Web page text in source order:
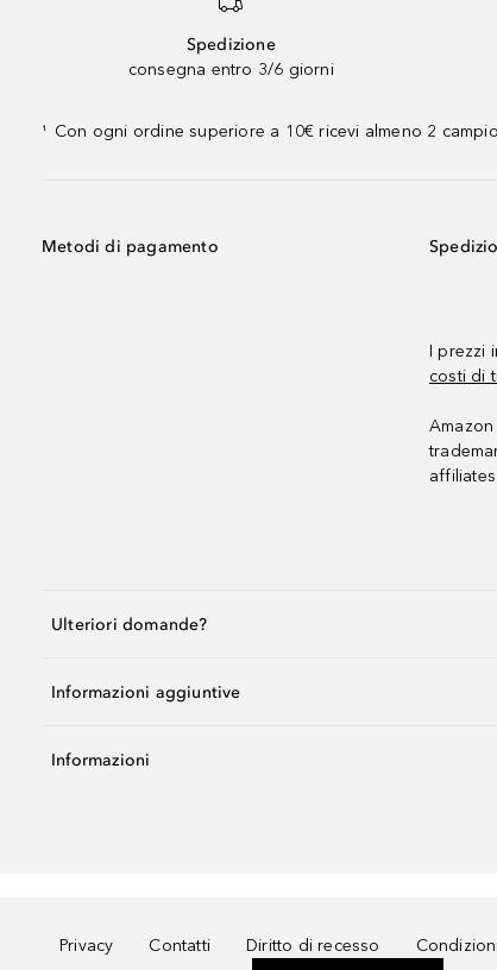
Spedizione
consegna entro 3/6 giorni
¹ Con ogni ordine superiore a 10€ ricevi almeno 2
Metodi di pagamento
I prezzi
costi di
affiliates.
Ulteriori domande?
Informazioni aggiuntive
Informazioni
Privacy Contatti Diritto di recesso